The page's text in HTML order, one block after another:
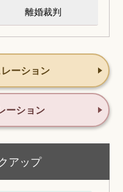
離婚裁判
ーション
ーション
アップ